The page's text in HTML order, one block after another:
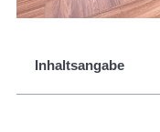
Inhaltsangabe